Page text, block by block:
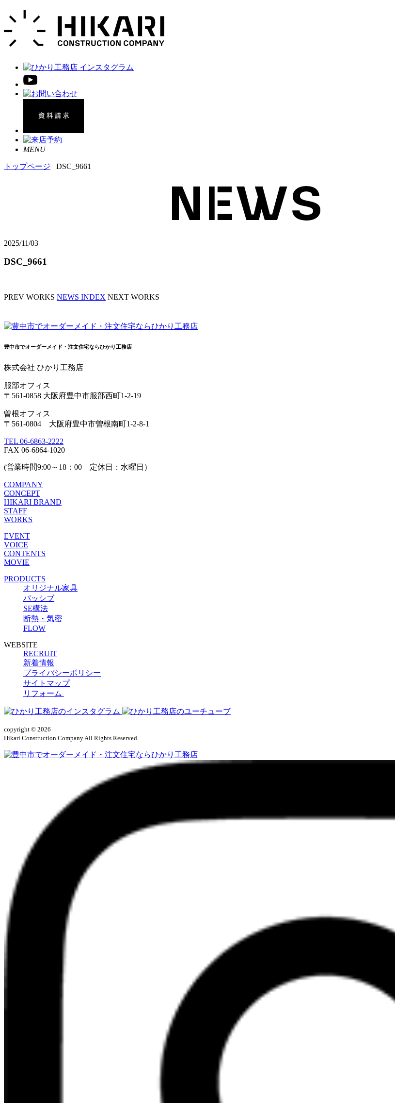
MENU
トップページ DSC_9661
2025/11/03
DSC_9661
PREV WORKS NEWS INDEX NEXT WORKS
豊中市でオーダーメイド・注文住宅ならひかり工務店
株式会社 ひかり工務店
服部オフィス
〒561-0858 大阪府豊中市服部西町1-2-19
曽根オフィス
〒561-0804 大阪府豊中市曽根南町1-2-8-1
TEL 06-6863-2222
FAX 06-6864-1020
(営業時間9:00～18：00 定休日：水曜日）
COMPANY
CONCEPT
HIKARI BRAND
STAFF
WORKS
EVENT
VOICE
CONTENTS
MOVIE
PRODUCTS
オリジナル家具
パッシブ
SE構法
断熱・気密
FLOW
WEBSITE
RECRUIT
新着情報
プライバシーポリシー
サイトマップ
リフォーム
copyright © 2026
Hikari Construction Company All Rights Reserved.